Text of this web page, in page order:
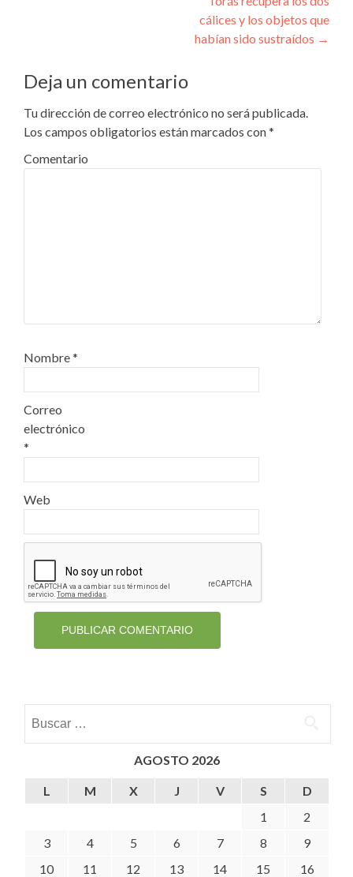
cálices y los objetos que
habían sido sustraídos →
Deja un comentario
Tu dirección de correo electrónico no será publicada.
Los campos obligatorios están marcados con*
Comentario
Nombre*
Correo
electrónico
*
Web
AGOSTO 2026
L M X J V S D
1
2
3
4 5 6 7 8
9
10
11 12 13 14 15
16